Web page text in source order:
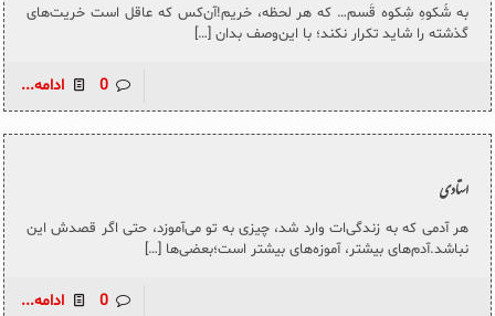
به شُکوهِ شِکوه قَسم… که هر لحظه، خریم!آن‌کس که عاقل است خریت‌های
گذشته را شاید تکرار نکند؛ با این‌وصف بدان […]
0 ادامه...
استادی
هر آدمی که به زندگی‌ات وارد شد، چیزی به تو می‌آموزد، حتی اگر قصدش این
نباشد.آدم‌های بیشتر، آموزه‌های بیشتر است؛بعضی‌ها […]
0 ادامه...